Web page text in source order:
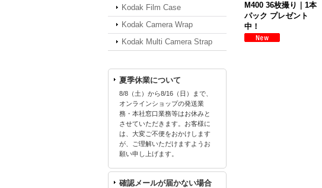
Kodak Film Case
Kodak Camera Wrap
Kodak Multi Camera Strap
夏季休業について
8/8（土）から8/16（日）まで、
オンラインショップの発送業
務・本社窓口業務等はお休みと
させていただきます。お客様に
は、大変ご不便をおかけします
が、ご理解いただけますようお
願い申し上げます。
確認メールが届かない場合
M400 36枚撮り｜1本
パック プレゼント
中！